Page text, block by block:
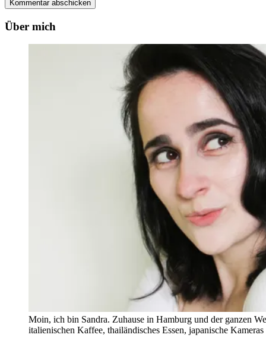
Über mich
Moin, ich bin Sandra. Zuhause in Hamburg und der ganzen
italienischen Kaffee, thailändisches Essen, japanische